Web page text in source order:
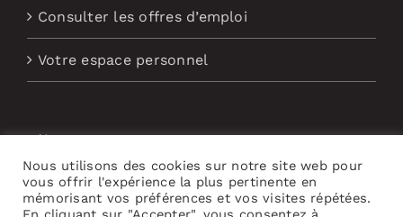
Consulter les offres d’emploi
Votre espace personnel
Nous contacter
Abonnement aux Newsletters
Nous utilisons des cookies sur notre site web pour
vous offrir l'expérience la plus pertinente en
mémorisant vos préférences et vos visites répétées.